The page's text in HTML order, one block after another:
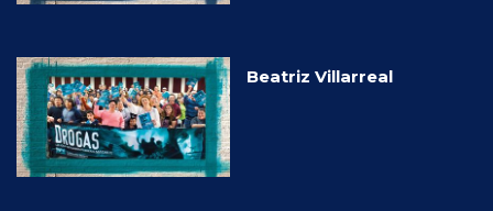
Beatriz Villarreal